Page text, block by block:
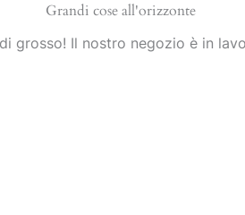
Grandi cose all'orizzonte
grosso! Il nostro negozio è in